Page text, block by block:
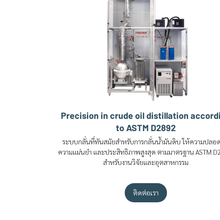
Precision in crude oil distillation
to ASTM D2892
ระบบกลั่นที่ทันสมัยสำหรับการกลั่นน้ำมันดิบ ให้ความปลอ
ความแม่นยำ และประสิทธิภาพสูงสุด ตามมาตรฐาน ASTM
สำหรับงานวิจัยและอุตสาหกรรม
ติดต่อเรา